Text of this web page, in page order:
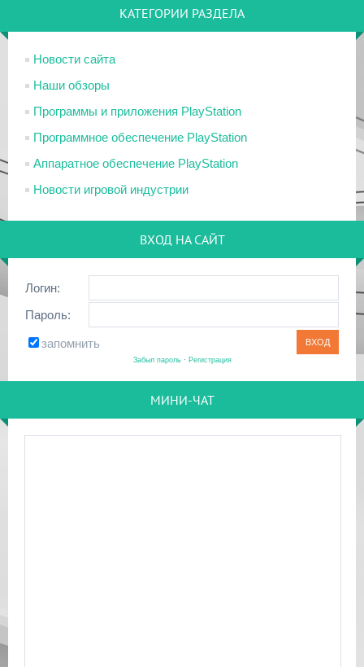
КАТЕГОРИИ РАЗДЕЛА
Новости сайта
Наши обзоры
Программы и приложения PlayStation
Программное обеспечение PlayStation
Аппаратное обеспечение PlayStation
Новости игровой индустрии
ВХОД НА САЙТ
Логин:
Пароль:
запомнить
Забыл пароль· Регистрация
МИНИ-ЧАТ